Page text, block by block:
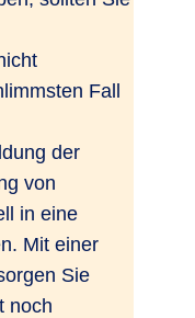
Fall
der
von
in eine
Mit einer
Sie
noch